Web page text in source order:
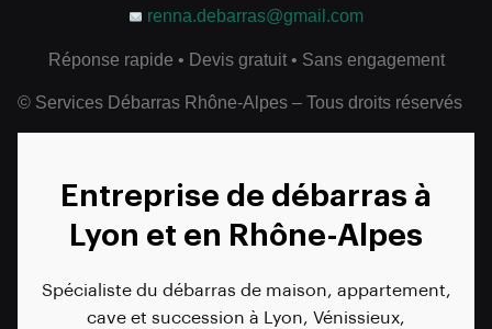
renna.debarras@gmail.com
Réponse rapide • Devis gratuit • Sans engagement
© Services Débarras Rhône-Alpes – Tous droits réservés
Entreprise de débarras à
Lyon et en Rhône-Alpes
Spécialiste du débarras de maison, appartement,
cave et succession à Lyon, Vénissieux,